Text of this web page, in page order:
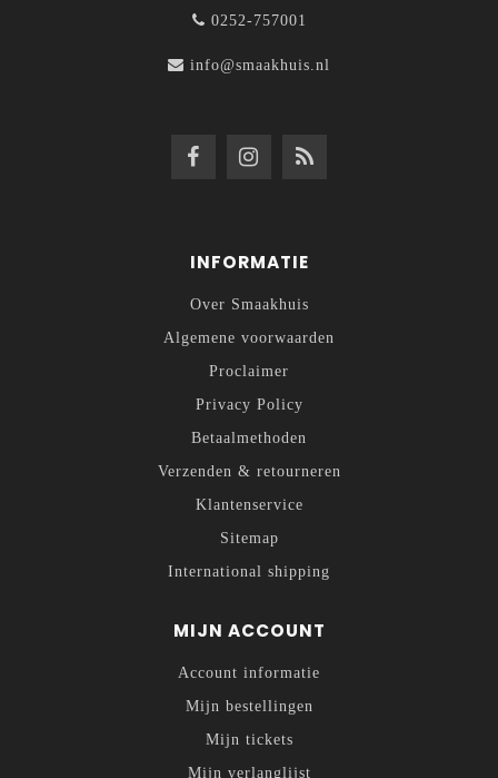
0252-757001
info@smaakhuis.nl
INFORMATIE
Over Smaakhuis
Algemene voorwaarden
Proclaimer
Privacy Policy
Betaalmethoden
Verzenden & retourneren
Klantenservice
Sitemap
International shipping
MIJN ACCOUNT
Account informatie
Mijn bestellingen
Mijn tickets
Mijn verlanglijst